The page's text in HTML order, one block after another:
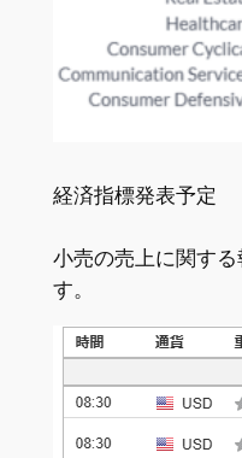
経済指標発表予定
小売の売上に関す
す。